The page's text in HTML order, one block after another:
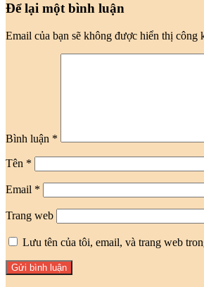
Để lại một bình luận
Email của bạn sẽ không được hiển thị công
Bình luận *
Tên *
Email *
Trang web
Lưu tên của tôi, email, và trang web